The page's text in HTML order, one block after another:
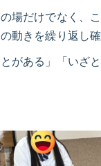
場だけでなく
動きを繰り返し確
がある」「いざ